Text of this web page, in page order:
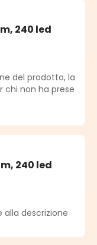
240 led
del prodotto, la
chi non ha prese
240 led
descrizione